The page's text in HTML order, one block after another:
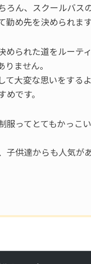
ろん、スクールバス
め先を決められま
られた道をルーテ
ません。
大変な思いをする
です。
服ってとてもかっこ
供達からも人気が